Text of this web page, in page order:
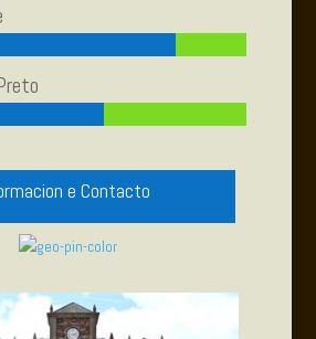
e Contacto